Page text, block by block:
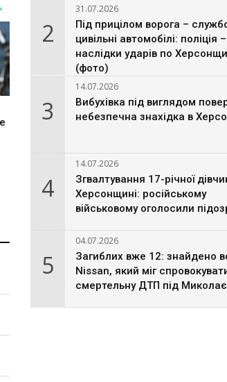
2
31.07.2026
Під прицілом ворога –
цивільні автомобілі: поліція
наслідки ударів по
(фото)
3
14.07.2026
Вибухівка під виглядом
небезпечна знахідка в
4
14.07.2026
Згвалтування 17-річної
Херсонщині: російському
військовому оголосили
5
04.07.2026
Загиблих вже 12: знайдено
Nissan, який міг
смертельну ДТП під